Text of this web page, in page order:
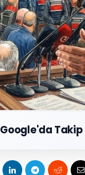
Google'da Takip